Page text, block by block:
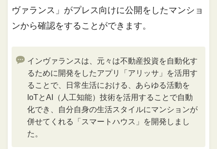
ヴァランス」がプレス向けに公開をしたマンショ
ンから確認をすることができます。
インヴァランスは、元々は不動産投資を自動化す
るために開発をしたアプリ「アリッサ」を活用す
ることで、日常生活における、あらゆる活動を
IoTとAI（人工知能）技術を活用することで自動
化でき、自分自身の生活スタイルにマンションが
併せてくれる「スマートハウス」を開発しまし
た。